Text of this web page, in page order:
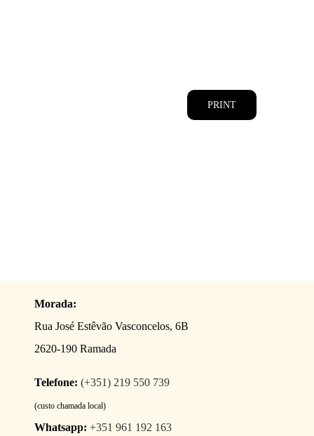
PRINT
Morada:
Rua José Estêvão Vasconcelos, 6B
2620-190 Ramada
Telefone: (+351) 219 550 739
(custo chamada local)
Whatsapp: +351 961 192 163